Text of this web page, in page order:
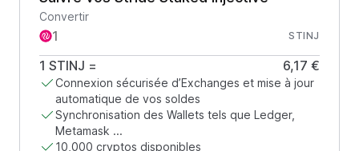
Convertir
STINJ
1 STINJ = 6,17 €
Connexion sécurisée d’Exchanges et mise à jour
automatique de vos soldes
Synchronisation des Wallets tels que Ledger,
Metamask ...
10,000 cryptos disponibles